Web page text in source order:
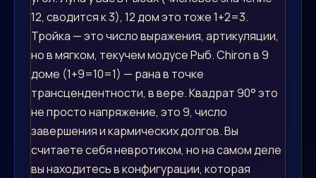
12, сводится к 3), 12 дом это тоже 1+2=3.
Тройка — это число выражения, артикуляции,
но в мягком, текучем модусе Рыб. Chiron в 9
доме (1+9=10=1) — рана в точке
трансцендентности, в вере. Квадрат 90° это
не просто напряжение, это 9, число
завершения и кармических долгов. Вы
считаете себя невротиком, но на самом деле
вы находитесь в конфигурации, которая